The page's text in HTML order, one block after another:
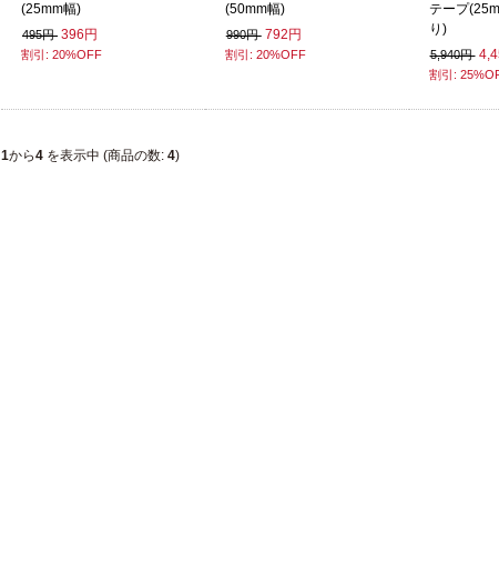
(25mm幅)
495円 396円
割引: 20%OFF
(50mm幅)
990円 792円
割引: 20%OFF
テープ
り)
5,940円
割引:
1から4 を表示中 (商品の数: 4)